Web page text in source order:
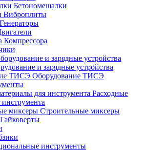
Бетономешалки
Виброплиты
Генераторы
Компрессора
и зарядные устройства
Оборудование ТИСЭ
Расходные
Строительные миксеры
Гайковерты